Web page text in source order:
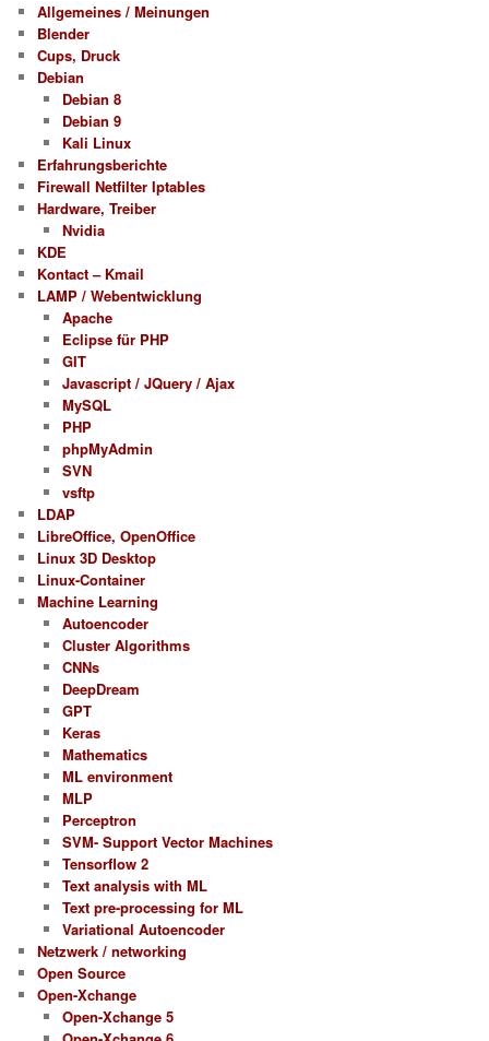
Allgemeines / Meinungen
Blender
Cups, Druck
Debian
Debian 8
Debian 9
Kali Linux
Erfahrungsberichte
Firewall Netfilter Iptables
Hardware, Treiber
Nvidia
KDE
Kontact – Kmail
LAMP / Webentwicklung
Apache
Eclipse für PHP
GIT
Javascript / JQuery / Ajax
MySQL
PHP
phpMyAdmin
SVN
vsftp
LDAP
LibreOffice, OpenOffice
Linux 3D Desktop
Linux-Container
Machine Learning
Autoencoder
Cluster Algorithms
CNNs
DeepDream
GPT
Keras
Mathematics
ML environment
MLP
Perceptron
SVM- Support Vector Machines
Tensorflow 2
Text analysis with ML
Text pre-processing for ML
Variational Autoencoder
Netzwerk / networking
Open Source
Open-Xchange
Open-Xchange 5